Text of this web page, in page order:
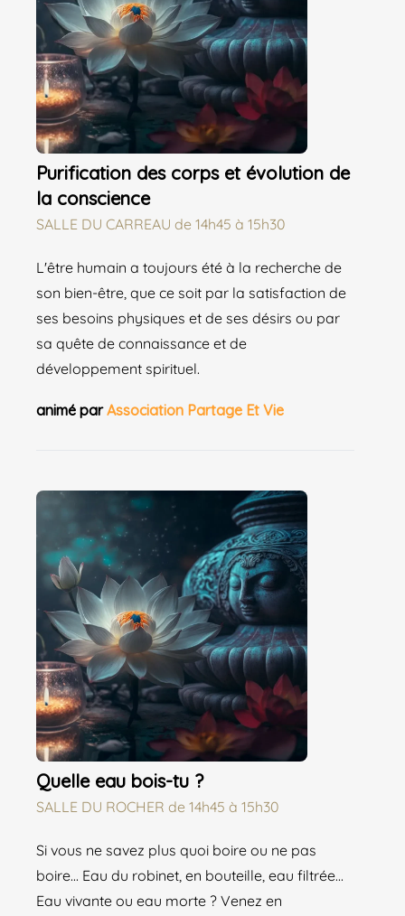
Purification des corps et évolution de
la conscience
SALLE DU CARREAU de 14h45 à 15h30
L'être humain a toujours été à la recherche de
son bien-être, que ce soit par la satisfaction de
ses besoins physiques et de ses désirs ou par
sa quête de connaissance et de
développement spirituel.
animé parAssociation Partage Et Vie
Quelle eau bois-tu ?
SALLE DU ROCHER de 14h45 à 15h30
Si vous ne savez plus quoi boire ou ne pas
boire... Eau du robinet, en bouteille, eau filtrée...
Eau vivante ou eau morte ? Venez en